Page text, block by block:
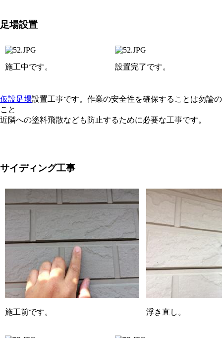
足場設置
施工中です。 設置完了です。
仮設足場設置工事です。作業の安全性を確保することは勿論の
こと
近隣への塗料飛散なども防止するために必要な工事です。
サイディング工事
施工前です。 浮き直し。